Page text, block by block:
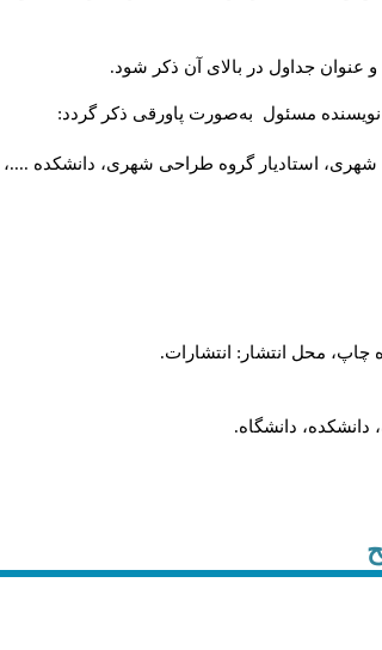
عنوان جداول در بالای آن ذکر شود.
مسئول به‌صورت پاورقی ذکر گردد:
استادیار گروه طراحی شهری، دانشکده ....،
چاپ، محل انتشار: انتشارات.
دانشکده، دانشگاه.